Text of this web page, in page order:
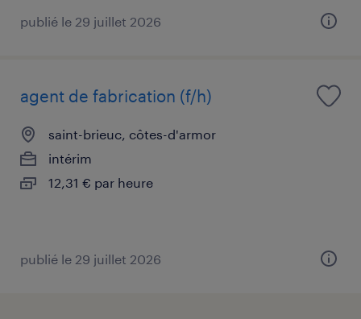
publié le 29 juillet 2026
agent de fabrication (f/h)
saint-brieuc, côtes-d'armor
intérim
12,31 € par heure
publié le 29 juillet 2026